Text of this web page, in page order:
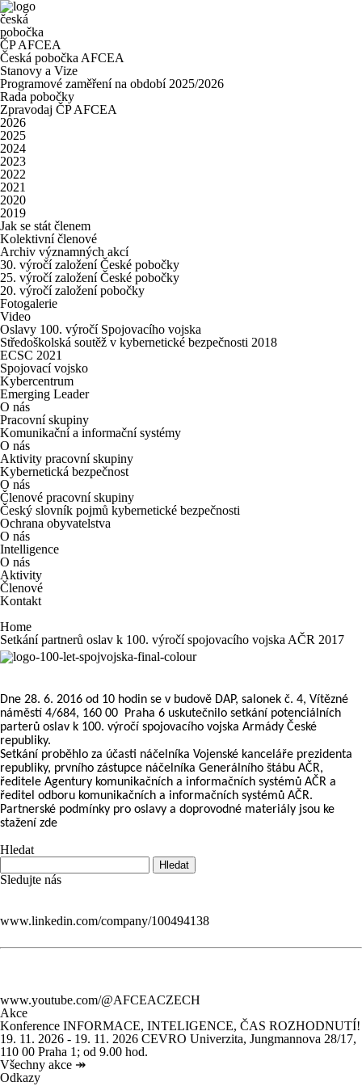
česká
pobočka
ČP AFCEA
Česká pobočka AFCEA
Stanovy a Vize
Programové zaměření na období 2025/2026
Rada pobočky
Zpravodaj ČP AFCEA
2026
2025
2024
2023
2022
2021
2020
2019
Jak se stát členem
Kolektivní členové
Archiv významných akcí
30. výročí založení České pobočky
25. výročí založení České pobočky
20. výročí založení pobočky
Fotogalerie
Video
Oslavy 100. výročí Spojovacího vojska
Středoškolská soutěž v kybernetické bezpečnosti 2018
ECSC 2021
Spojovací vojsko
Kybercentrum
Emerging Leader
O nás
Pracovní skupiny
Komunikační a informační systémy
O nás
Aktivity pracovní skupiny
Kybernetická bezpečnost
O nás
Členové pracovní skupiny
Český slovník pojmů kybernetické bezpečnosti
Ochrana obyvatelstva
O nás
Intelligence
O nás
Aktivity
Členové
Kontakt
Home
Setkání partnerů oslav k 100. výročí spojovacího vojska AČR 2017
Dne 28. 6. 2016 od 10 hodin se v budově DAP, salonek č. 4, Vítězné
náměstí 4/684, 160 00 Praha 6 uskutečnilo setkání potenciálních
parterů oslav k 100. výročí spojovacího vojska Armády České
republiky.
Setkání proběhlo za účasti náčelníka Vojenské kanceláře prezidenta
republiky, prvního zástupce náčelníka Generálního štábu AČR,
ředitele Agentury komunikačních a informačních systémů AČR a
ředitel odboru komunikačních a informačních systémů AČR.
Partnerské podmínky pro oslavy a doprovodné materiály jsou ke
stažení zde
Hledat
Sledujte nás
www.linkedin.com/company/100494138
www.youtube.com/@AFCEACZECH
Akce
Konference INFORMACE, INTELIGENCE, ČAS ROZHODNUTÍ!
19. 11. 2026 - 19. 11. 2026 CEVRO Univerzita, Jungmannova 28/17,
110 00 Praha 1; od 9.00 hod.
Všechny akce ↠
Odkazy